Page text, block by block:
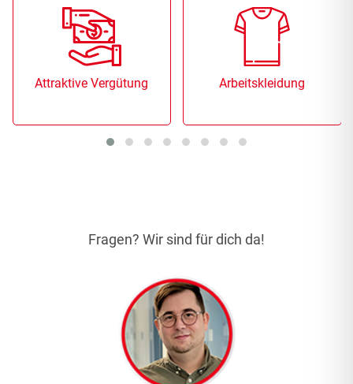
Attraktive Vergütung Arbeitskleidung
Fragen? Wir sind für dich da!